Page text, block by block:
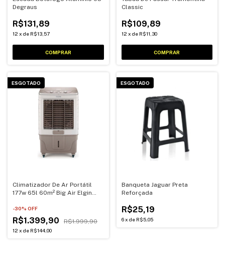
Degraus
R$131,89
12 x de R$13,57
Classic
R$109,89
12 x de R$11,30
ESGOTADO
Climatizador De Ar Portátil
177w 65l 60m² Big Air Elgin
-30% OFF
R$1.399,90 R$1.999,90
12 x de R$144,00
ESGOTADO
Banqueta Jaguar Preta
Reforçada
R$25,19
6 x de R$5,05